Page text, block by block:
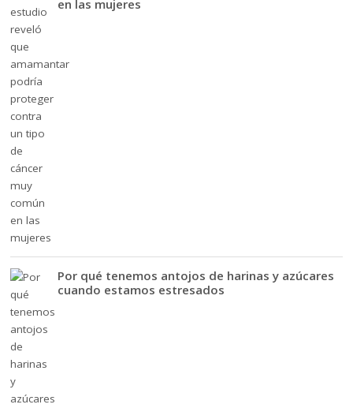
en las mujeres
Por qué tenemos antojos de harinas y azúcares
cuando estamos estresados